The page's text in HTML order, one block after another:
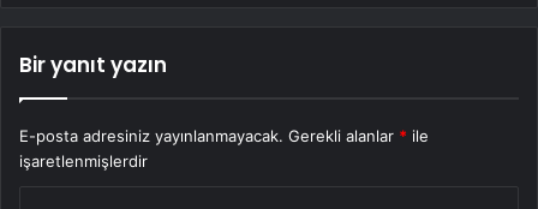
Bir yanıt yazın
E-posta adresiniz yayınlanmayacak. Gerekli alanlar * ile
işaretlenmişlerdir